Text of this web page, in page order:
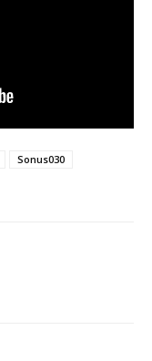
Sonus030